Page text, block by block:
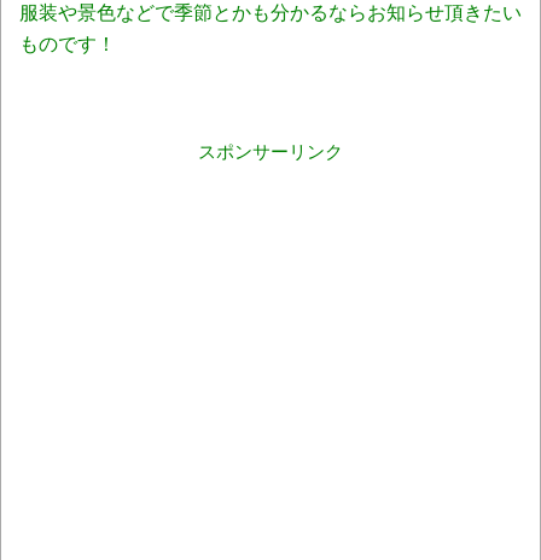
服装や景色などで季節とかも分かるならお知らせ頂きたい
ものです！
スポンサーリンク